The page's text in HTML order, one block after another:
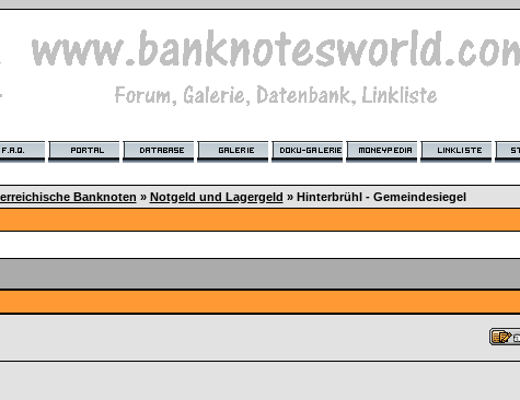
Banknoten » Notgeld und Lagergeld » Hinterbrühl - Gemeindesiegel